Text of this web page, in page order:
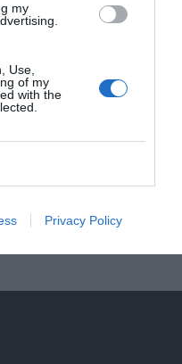
my
Use,
of my
with the
Privacy Policy